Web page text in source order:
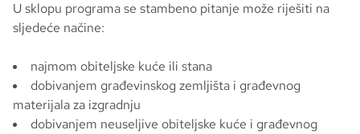
U sklopu programa se stambeno pitanje može riješiti na
sljedeće načine:
najmom obiteljske kuće ili stana
dobivanjem građevinskog zemljišta i građevnog
materijala za izgradnju
dobivanjem neuseljive obiteljske kuće i građevnog